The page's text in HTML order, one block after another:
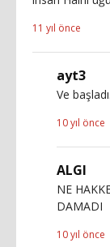
11 yıl önce
ayt3
Ve
10 yıl önce
ALGI
NE
DAMADI
10 yıl önce